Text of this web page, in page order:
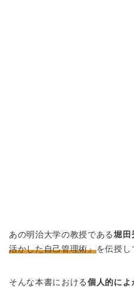
あの明治大学の教授である堀田
活かした自己管理術』を伝授し
そんな本書における個人的によ